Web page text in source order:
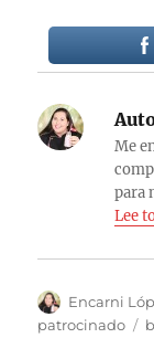
Me
para
Lee
Autor
Encarni
patrocinado